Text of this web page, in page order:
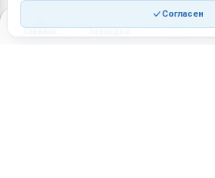
Главная Закладки
Согласен